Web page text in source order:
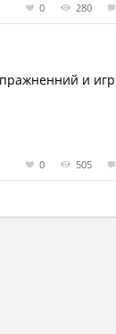
0 280
и
0 505